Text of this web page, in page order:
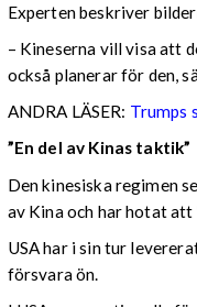
Experten beskriver
– Kineserna vill visa att
också planerar för den,
ANDRA LÄSER: Trumps
”En del av Kinas taktik”
Den kinesiska regimen
av Kina och har hotat
USA har i sin tur
försvara ön.